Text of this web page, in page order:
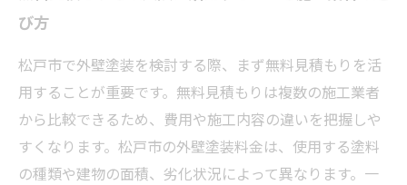
び方
松戸市で外壁塗装を検討する際、まず無料見積もりを活
用することが重要です。無料見積もりは複数の施工業者
から比較できるため、費用や施工内容の違いを把握しや
すくなります。松戸市の外壁塗装料金は、使用する塗料
の種類や建物の面積、劣化状況によって異なります。一